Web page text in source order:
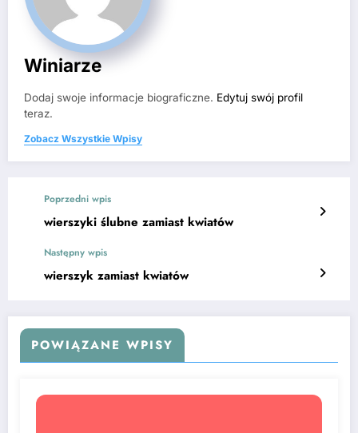
Winiarze
Dodaj swoje informacje biograficzne. Edytuj swój profil
teraz.
Zobacz Wszystkie Wpisy
Poprzedni wpis
wierszyki ślubne zamiast kwiatów
Następny wpis
wierszyk zamiast kwiatów
POWIĄZANE WPISY